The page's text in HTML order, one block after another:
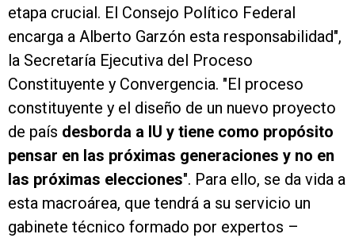
etapa crucial. El Consejo Político Federal
encarga a Alberto Garzón esta responsabilidad",
la Secretaría Ejecutiva del Proceso
Constituyente y Convergencia. "El proceso
constituyente y el diseño de un nuevo proyecto
de país desborda a IU y tiene como propósito
pensar en las próximas generaciones y no en
las próximas elecciones". Para ello, se da vida a
esta macroárea, que tendrá a su servicio un
gabinete técnico formado por expertos –